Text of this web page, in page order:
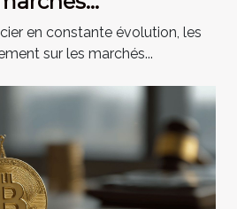
2023
en constante évolution, les
sur les marchés...